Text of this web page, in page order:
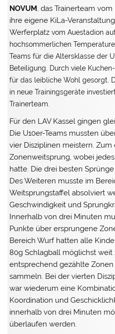
NOVUM, das Trainerteam
ihre eigene KiLa-
Werferplatz vom Auestadion
hochsommerlichen
Teams für die Altersklasse der
Beteiligung. Durch viele
für das leibliche Wohl gesorgt.
in neue Trainingsgeräte
Trainerteam.
Für den LAV Kassel gingen
Die U10er-Teams mussten
vier Disziplinen meistern. Zum
Zonenweitsprung, wobei
hatte. Die drei besten
Des Weiteren musste im
Weitsprungstaffel absolviert
Geschwindigkeit und
Innerhalb von drei Minuten
Punkte über ersprungene
Bereich Wurf hatten alle
80g Schlagball möglichst
entsprechend gezählte
sammeln. Bei der vierten
war wiederum eine
Koordination und
innerhalb von drei Minuten
überlaufen werden.